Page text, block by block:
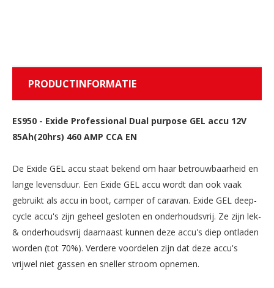
PRODUCTINFORMATIE
ES950 - Exide Professional Dual purpose GEL accu 12V
85Ah(20hrs) 460 AMP CCA EN
De Exide GEL accu staat bekend om haar betrouwbaarheid en
lange levensduur. Een Exide GEL accu wordt dan ook vaak
gebruikt als accu in boot, camper of caravan. Exide GEL deep-
cycle accu's zijn geheel gesloten en onderhoudsvrij. Ze zijn lek-
& onderhoudsvrij daarnaast kunnen deze accu's diep ontladen
worden (tot 70%). Verdere voordelen zijn dat deze accu's
vrijwel niet gassen en sneller stroom opnemen.